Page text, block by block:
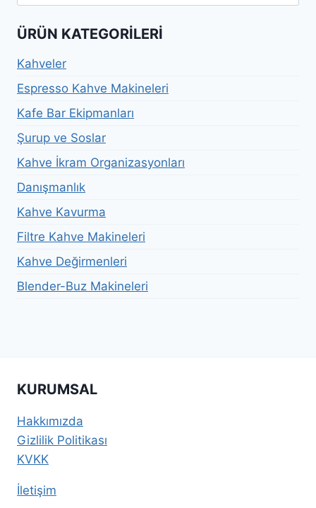
ÜRÜN KATEGORILERI
Kahveler
Espresso Kahve Makineleri
Kafe Bar Ekipmanları
Şurup ve Soslar
Kahve İkram Organizasyonları
Danışmanlık
Kahve Kavurma
Filtre Kahve Makineleri
Kahve Değirmenleri
Blender-Buz Makineleri
KURUMSAL
Hakkımızda
Gizlilik Politikası
KVKK
İletişim